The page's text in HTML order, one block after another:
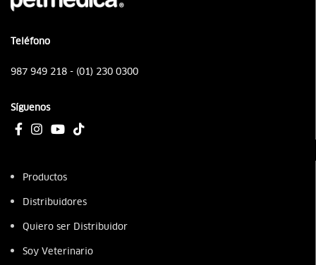
Teléfono
987 949 218 - (01) 230 0300
Síguenos
Productos
Distribuidores
Quiero ser Distribuidor
Soy Veterinario